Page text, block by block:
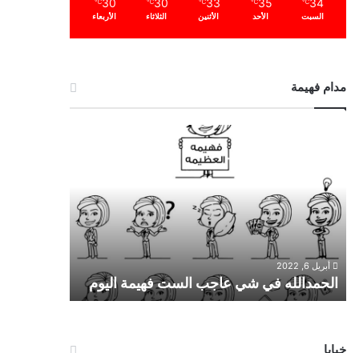
34
السبت
35
الأحد
33
الأثنين
30
الثلاثاء
30
الأربعاء
مدام فهيمة
د
ي
أبريل 6, 2022
الحمدالله في شي عاجب الست فهيمة اليوم
خبايا